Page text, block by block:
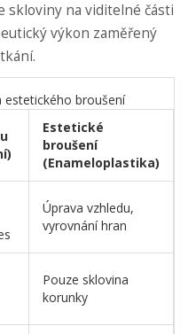
skloviny na viditelné části
výkon zaměřený
estetického broušení
Estetické
broušení
(Enameloplastika)
Úprava vzhledu,
vyrovnání hran
Pouze sklovina
korunky